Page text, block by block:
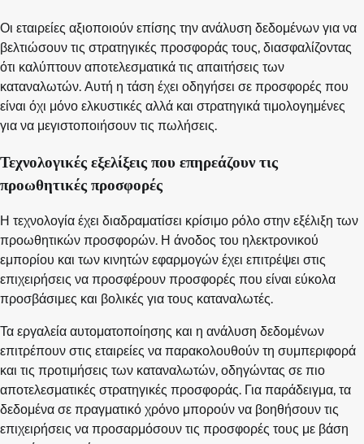
Οι εταιρείες αξιοποιούν επίσης την ανάλυση δεδομένων για να
βελτιώσουν τις στρατηγικές προσφοράς τους, διασφαλίζοντας
ότι καλύπτουν αποτελεσματικά τις απαιτήσεις των
καταναλωτών. Αυτή η τάση έχει οδηγήσει σε προσφορές που
είναι όχι μόνο ελκυστικές αλλά και στρατηγικά τιμολογημένες
για να μεγιστοποιήσουν τις πωλήσεις.
Τεχνολογικές εξελίξεις που επηρεάζουν τις
προωθητικές προσφορές
Η τεχνολογία έχει διαδραματίσει κρίσιμο ρόλο στην εξέλιξη των
προωθητικών προσφορών. Η άνοδος του ηλεκτρονικού
εμπορίου και των κινητών εφαρμογών έχει επιτρέψει στις
επιχειρήσεις να προσφέρουν προσφορές που είναι εύκολα
προσβάσιμες και βολικές για τους καταναλωτές.
Τα εργαλεία αυτοματοποίησης και η ανάλυση δεδομένων
επιτρέπουν στις εταιρείες να παρακολουθούν τη συμπεριφορά
και τις προτιμήσεις των καταναλωτών, οδηγώντας σε πιο
αποτελεσματικές στρατηγικές προσφοράς. Για παράδειγμα, τα
δεδομένα σε πραγματικό χρόνο μπορούν να βοηθήσουν τις
επιχειρήσεις να προσαρμόσουν τις προσφορές τους με βάση